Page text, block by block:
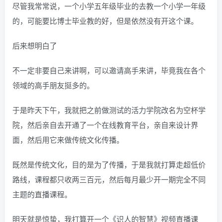
尽管我常常说，一个小学五年级毕业的去教一个小学一年级
的，可能要比博士毕业教的好，但是依然没有开这个课。
后来想明白了
不一定非要自己来讲啊，可以邀请高手来讲，毕竟我在各个
领域的高手朋友挺多的。
于是昨天下午，我就把之前做测试的活力学院改名为空杯学
院，然后亲自去开通了一个在线教育平台，亲自来设计界
面，然后用它来做传统文化传播。
既然是传统文化，目的是为了传播，于是我就打算走超低价
路线，课程都只收两三百元，然后每月最少开一期完全不同
主题的直播课程。
明天就是惊蛰，我打算开一个《识人的智慧》视频直播课